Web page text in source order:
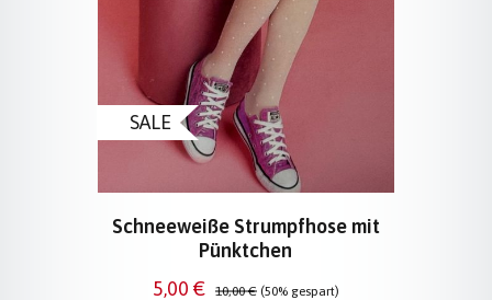
SALE
Schneeweiße Strumpfhose mit
Pünktchen
Verkaufspreis:
5,00 € Regulärer Preis:
10,00 € (50% gespart)